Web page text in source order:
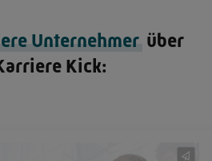
Unternehmer über
Kick: